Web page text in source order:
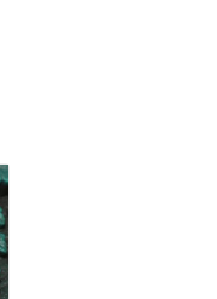
бронза
выделяет